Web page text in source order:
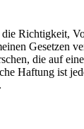
Richtigkeit,
die auf
Haftung ist